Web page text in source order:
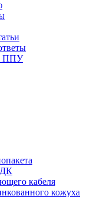
ППУ
кабеля
кожуха